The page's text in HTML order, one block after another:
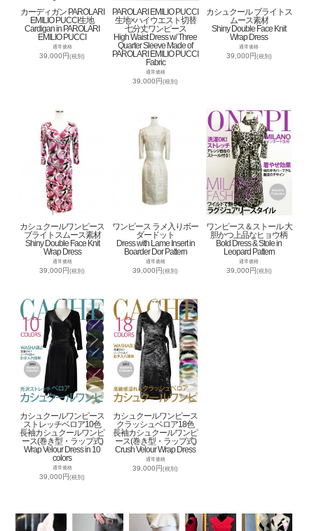
カーディガン PAROLARI
EMILIO PUCCI生地
Cardigan in PAROLARI
EMILIO PUCCI
通常価格
39,000円(税別)
PAROLARI EMILIO PUCCI
生地×ハイウエスト切替
七分丈ワンピース
High Waist Dress w/ Three
Quarter Sleeve Made of
PAROLARI EMILIO PUCCI
Fabric
通常価格
39,000円(税別)
カシュクール ブライトス
ムース素材
Shiny Double Face Knit
Wrap Dress
通常価格
39,000円(税別)
カシュクールワンピース
ブライトスムース素材
Shiny Double Face Knit
Wrap Dress
通常価格
39,000円(税別)
ワンピース ラメ入りボー
ダードット
Dress with Lame Insert in
Boarder Dor Pattern
通常価格
39,000円(税別)
ワンピース＆ストール 大
胆かつ上品なヒョウ柄
Bold Dress & Stole in
Leopard Pattern
通常価格
39,000円(税別)
カシュクールワンピース
ストレッチベロア10色
長袖カシュクールワンピ
ース(巻き型・ラップ式)
Wrap Velour Dress in 10
colors
通常価格
39,000円(税別)
カシュクールワンピース
クラッシュベロア18色
長袖カシュクールワンピ
ース(巻き型・ラップ式)
Crush Velour Wrap Dress
通常価格
39,000円(税別)